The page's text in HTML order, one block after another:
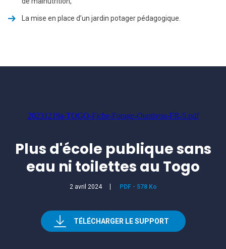
La mise en place d’un jardin potager pédagogique.
20231219a-TOGO-Fiche-Forage-Ountivou-FR-5.pdf
Plus d'école publique sans
eau ni toilettes au Togo
2 avril 2024 PDF- 578 Ko
TÉLÉCHARGER LE SUPPORT